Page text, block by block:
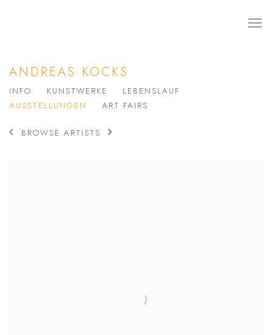
ANDREAS KOCKS
INFO KUNSTWERKE
LEBENSLAUF
AUSSTELLUNGEN
ART FAIRS
BROWSE ARTISTS